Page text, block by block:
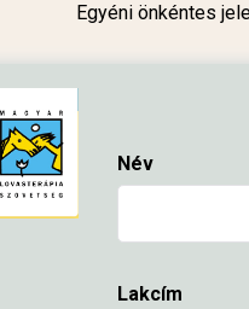
Egyéni önkéntes
Név
Lakcím